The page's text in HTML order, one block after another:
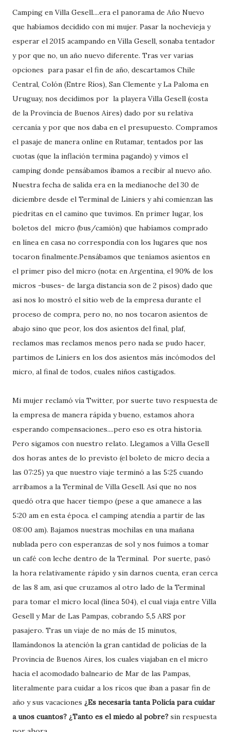
Camping en Villa Gesell....era el panorama de Año Nuevo
que habíamos decidido con mi mujer. Pasar la nochevieja y
esperar el 2015 acampando en Villa Gesell, sonaba tentador
y por que no, un año nuevo diferente. Tras ver varias
opciones para pasar el fin de año, descartamos Chile
Central, Colón (Entre Ríos), San Clemente y La Paloma en
Uruguay, nos decidimos por la playera Villa Gesell (costa
de la Provincia de Buenos Aires) dado por su relativa
cercanía y por que nos daba en el presupuesto. Compramos
el pasaje de manera online en Rutamar, tentados por las
cuotas (que la inflación termina pagando) y vimos el
camping donde pensábamos íbamos a recibir al nuevo año.
Nuestra fecha de salida era en la medianoche del 30 de
diciembre desde el Terminal de Liniers y ahí comienzan las
piedritas en el camino que tuvimos. En primer lugar, los
boletos del micro (bus/camión) que habíamos comprado
en línea en casa no correspondía con los lugares que nos
tocaron finalmente.Pensábamos que teníamos asientos en
el primer piso del micro (nota: en Argentina, el 90% de los
micros -buses- de larga distancia son de 2 pisos) dado que
así nos lo mostró el sitio web de la empresa durante el
proceso de compra, pero no, no nos tocaron asientos de
abajo sino que peor, los dos asientos del final, plaf,
reclamos mas reclamos menos pero nada se pudo hacer,
partimos de Liniers en los dos asientos más incómodos del
micro, al final de todos, cuales niños castigados.
Mi mujer reclamó vía Twitter, por suerte tuvo respuesta de
la empresa de manera rápida y bueno, estamos ahora
esperando compensaciones....pero eso es otra historia.
Pero sigamos con nuestro relato. Llegamos a Villa Gesell
dos horas antes de lo previsto (el boleto de micro decía a
las 07:25) ya que nuestro viaje terminó a las 5:25 cuando
arribamos a la Terminal de Villa Gesell. Así que no nos
quedó otra que hacer tiempo (pese a que amanece a las
5:20 am en esta época. el camping atendía a partir de las
08:00 am). Bajamos nuestras mochilas en una mañana
nublada pero con esperanzas de sol y nos fuimos a tomar
un café con leche dentro de la Terminal. Por suerte, pasó
la hora relativamente rápido y sin darnos cuenta, eran cerca
de las 8 am, así que cruzamos al otro lado de la Terminal
para tomar el micro local (línea 504), el cual viaja entre Villa
Gesell y Mar de Las Pampas, cobrando 5,5 ARS por
pasajero. Tras un viaje de no más de 15 minutos,
llamándonos la atención la gran cantidad de policías de la
Provincia de Buenos Aires, los cuales viajaban en el micro
hacia el acomodado balneario de Mar de las Pampas,
literalmente para cuidar a los ricos que iban a pasar fin de
año y sus vacaciones ¿Es necesaria tanta Policía para cuidar
a unos cuantos? ¿Tanto es el miedo al pobre? sin respuesta